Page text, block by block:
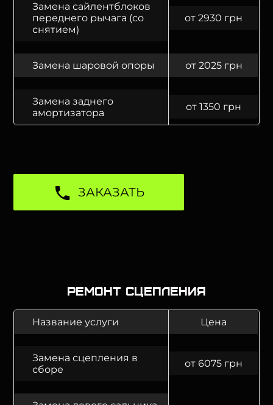
Замена сайлентблоков
переднего рычага (со
снятием)
от 2930 грн
Замена шаровой опоры от 2025 грн
Замена заднего
амортизатора
от 1350 грн
ЗАКАЗАТЬ
Ремонт сцепления
Название услуги Цена
Замена сцепления в
сборе
от 6075 грн